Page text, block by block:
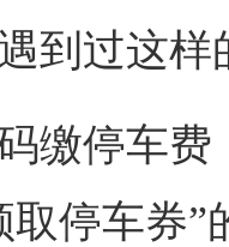
到过这
缴停车
取停车券